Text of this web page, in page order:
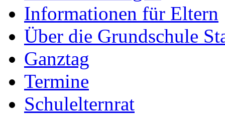
Informationen für Eltern
Über die Grundschule
Ganztag
Termine
Schulelternrat